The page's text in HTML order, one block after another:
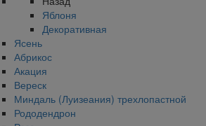
Яблоня
Декоративная
Ясень
Абрикос
Акация
Вереск
Миндаль (Луизеания) трехлопастной
Рододендрон